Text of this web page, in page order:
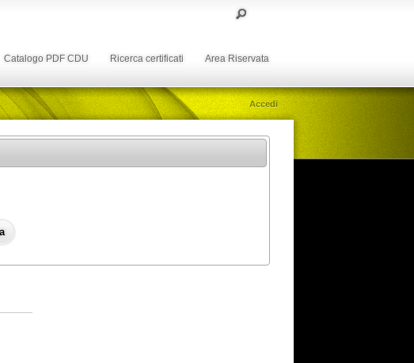
Catalogo PDF CDU Ricerca certificati Area Riservata
Accedi